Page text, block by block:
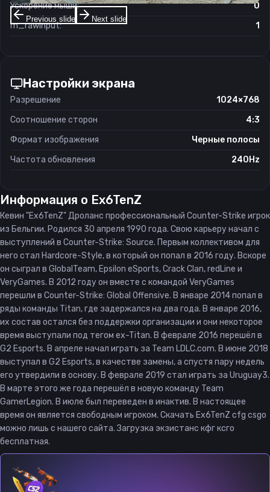
Previous slide Next slide
Ускорение мыши:
0
m_rawinput:
1
Настройки экрана
Разрешение
1024×768
Соотношение сторон
4:3
Формат изображения
Черные полосы
Частота обновления
240Hz
Информация о Ex6TenZ
Кевин "Ex6TenZ" Дроланс профессиональный Counter-Strike игрок
из Бельгии. Родился 30 апреля 1990 года. Свою карьеру начал с
выступлений в Counter-Strike: Source. Первым коллективом для
него стал Hardcore-Style, в который он попал в 2016 году. Вскоре
он сыграл в GlobalTeam, Epsilon eSports, Crack Clan, redLine и
VeryGames. В 2012 году он вместе с командой VeryGames
перешли в Counter-Strike: Global Offensive. В январе 2014 попал в
ряды команды Titan, где задержался на два года. В январе 2016,
их состав остался без поддержки организации и они некоторое
время выступали под тегом ex-Titan. В феврале 2016 перешёл в
G2 Esports. В апреле начал играть за Team LDLC.com. В июне 2018
выступал в G2 Esports, в качестве замены, а спустя пару недель
его утвердили в основу. В феврале 2019 стал играть за Uruguay3.
В марте этого же года перешёл в новую команду Team
GamerLegion. В июле был переведен в инактив. В настоящее
время он является свободным игроком. Скачать Ex6TenZ cfg csgo
можно лишь с нашего сайта. Загрузка экзистанс кфг ксго
бесплатная.